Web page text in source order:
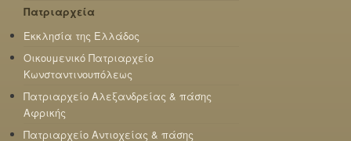
Πατριαρχεία
Εκκλησία της Ελλάδος
Οικουμενικό Πατριαρχείο
Κωνσταντινουπόλεως
Πατριαρχείο Αλεξανδρείας & πάσης
Αφρικής
Πατριαρχείο Αντιοχείας & πάσης